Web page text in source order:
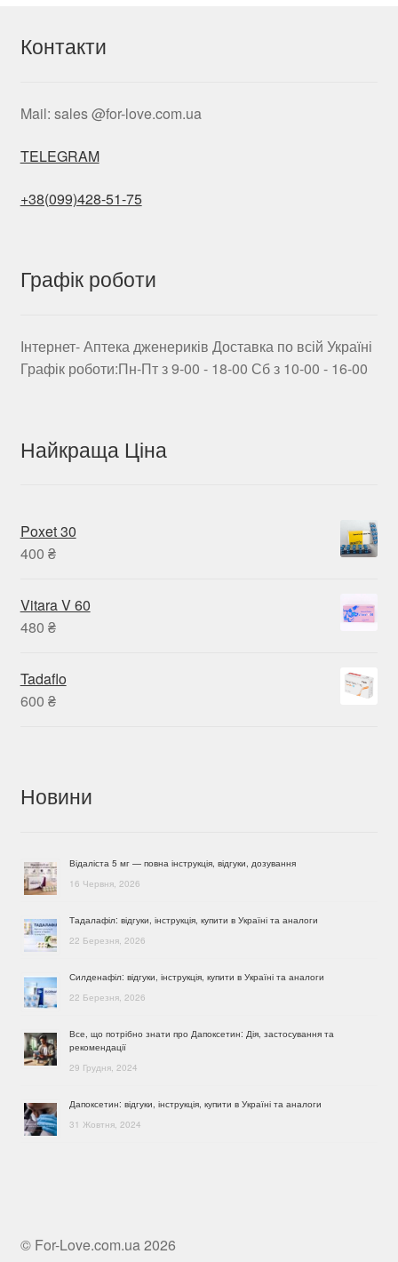
Контакти
Mail: sales @for-love.com.ua
TELEGRAM
+38(099)428-51-75
Графік роботи
Інтернет- Аптека дженериків Доставка по всій Україні
Графік роботи:Пн-Пт з 9-00 - 18-00 Сб з 10-00 - 16-00
Найкраща Ціна
Poxet 30
400 ₴
Vitara V 60
480 ₴
Tadaflo
600 ₴
Новини
Відаліста 5 мг — повна інструкція, відгуки, дозування
16 Червня, 2026
Тадалафіл: відгуки, інструкція, купити в Україні та аналоги
22 Березня, 2026
Силденафіл: відгуки, інструкція, купити в Україні та аналоги
22 Березня, 2026
Все, що потрібно знати про Дапоксетин: Дія, застосування та
рекомендації
29 Грудня, 2024
Дапоксетин: відгуки, інструкція, купити в Україні та аналоги
31 Жовтня, 2024
© For-Love.com.ua 2026